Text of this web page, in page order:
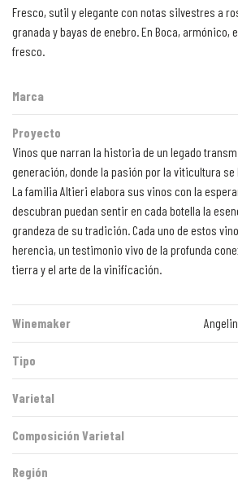
Fresco, sutil y elegante con notas silvestres a
granada y bayas de enebro. En Boca, armónico,
fresco.
Marca
Proyecto
Vinos que narran la historia de un legado
generación, donde la pasión por la viticultura
La familia Altieri elabora sus vinos con la
descubran puedan sentir en cada botella la
grandeza de su tradición. Cada uno de estos
herencia, un testimonio vivo de la profunda
tierra y el arte de la vinificación.
Winemaker
Tipo
Varietal
Composición Varietal
Región